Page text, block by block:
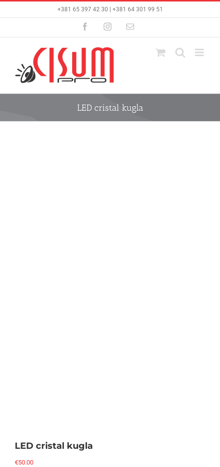
+381 65 397 42 30 | +381 64 301 99 51
FacebookInstagramEmail
LED cristal kugla
LED cristal kugla
€50.00